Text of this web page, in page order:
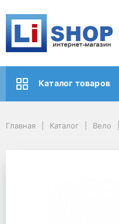
Каталог товаров
Главная Каталог Вело